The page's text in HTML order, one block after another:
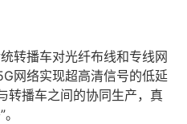
转播车对光纤布线和专线网
网络实现超高清信号的低延
转播车之间的协同生产，真